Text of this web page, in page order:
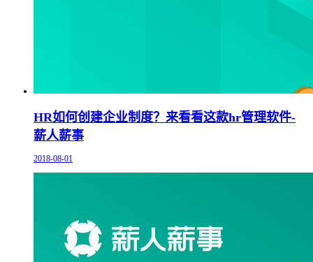
HR如何创建企业制度？来看看这款hr管理软件-
薪人薪事
2018-08-01